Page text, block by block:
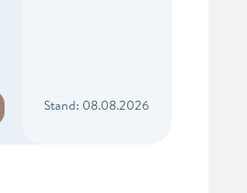
Stand: 08.08.2026